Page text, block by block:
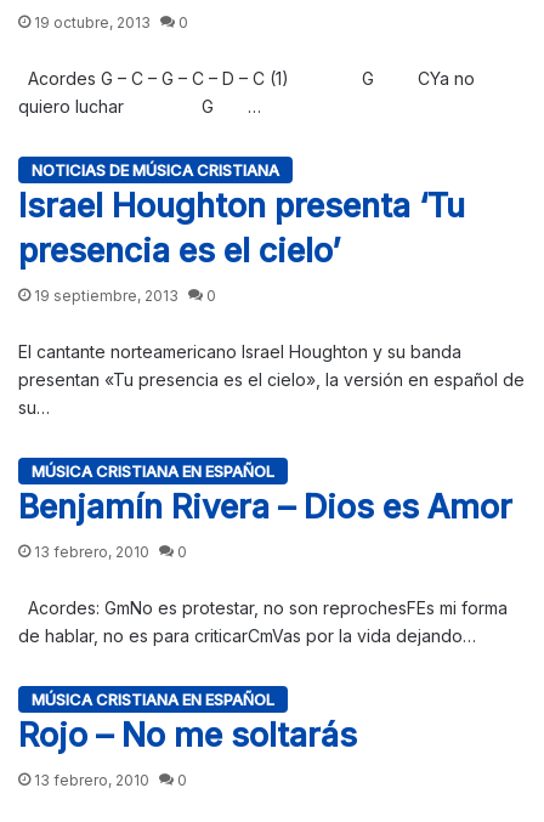
19 octubre, 2013 0
Acordes G – C – G – C – D – C (1) G CYa no
quiero luchar G …
NOTICIAS DE MÚSICA CRISTIANA
Israel Houghton presenta ‘Tu
presencia es el cielo’
19 septiembre, 2013 0
El cantante norteamericano Israel Houghton y su banda
presentan «Tu presencia es el cielo», la versión en español de
su…
MÚSICA CRISTIANA EN ESPAÑOL
Benjamín Rivera – Dios es Amor
13 febrero, 2010 0
Acordes: GmNo es protestar, no son reprochesFEs mi forma
de hablar, no es para criticarCmVas por la vida dejando…
MÚSICA CRISTIANA EN ESPAÑOL
Rojo – No me soltarás
13 febrero, 2010 0